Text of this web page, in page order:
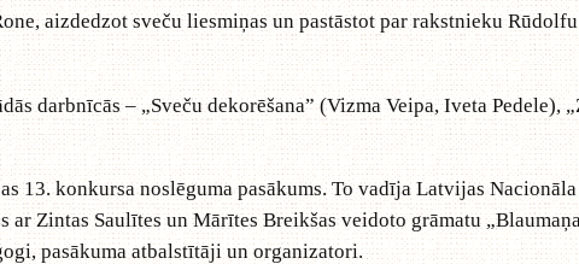
sveču liesmiņas un pastāstot par rakstnieku
– „Sveču dekorēšana” (Vizma Veipa, Iveta Pedele),
konkursa noslēguma pasākums. To vadīja Latvijas Nacionāla
Zintas Saulītes un Mārītes Breikšas veidoto grāmatu
pasākuma atbalstītāji un organizatori.